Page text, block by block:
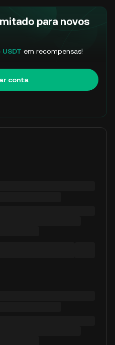
para novos
USDT em recompensas!
conta